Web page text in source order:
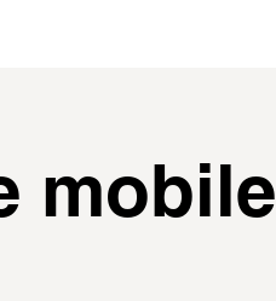
mobile